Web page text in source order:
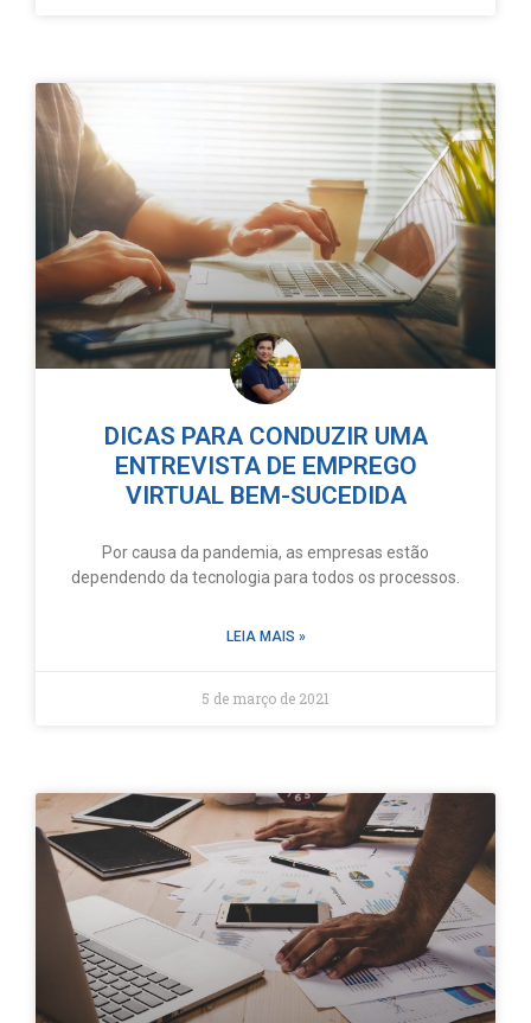
DICAS PARA CONDUZIR UMA
ENTREVISTA DE EMPREGO
VIRTUAL BEM-SUCEDIDA
Por causa da pandemia, as empresas estão
dependendo da tecnologia para todos os processos.
LEIA MAIS »
5 de março de 2021